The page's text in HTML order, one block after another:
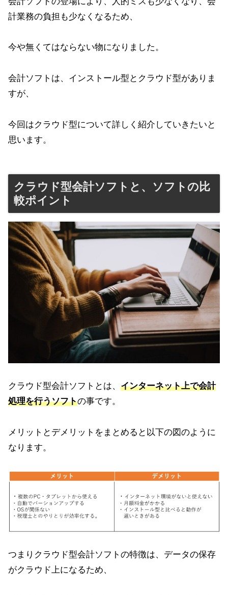
計業務の負担も少なくなるため、
今や無くてはならない物になりました。
会計ソフトは、インストール型とクラウド型がありま
すが、
今回はクラウド型について詳しく紹介していきたいと
思います。
クラウド型会計ソフトと、ソフトの比
較ポイント
クラウド型会計ソフトとは、 インターネット上で会計
処理を行うソフトの事です。
メリットとデメリットをまとめると以下の図のように
なります。
つまりクラウド型会計ソフトの特徴は、データの保存
がクラウド上になるため、